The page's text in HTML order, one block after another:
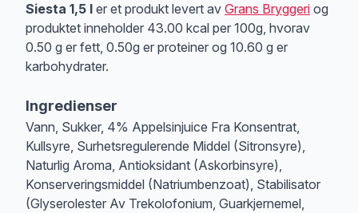
Produktbeskrivelse
Siesta 1,5 l er et produkt levert av Grans Bryggeri og
produktet inneholder 43.00 kcal per 100g, hvorav
0.50 g er fett, 0.50g er proteiner og 10.60 g er
karbohydrater.
Ingredienser
Vann, Sukker, 4% Appelsinjuice Fra Konsentrat,
Kullsyre, Surhetsregulerende Middel (Sitronsyre),
Naturlig Aroma, Antioksidant (Askorbinsyre),
Konserveringsmiddel (Natriumbenzoat), Stabilisator
(Glyserolester Av Trekolofonium, Guarkjernemel,